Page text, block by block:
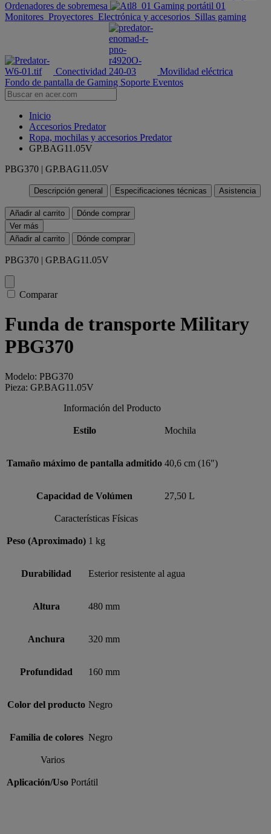
Ordenadores de sobremesa
Gaming portátil
Monitores Proyectores Electrónica y accesorios Sillas gaming
Conectividad
Movilidad eléctrica
Fondo de pantalla de Gaming Soporte Eventos
Inicio
Accesorios Predator
Ropa, mochilas y accesorios Predator
GP.BAG11.05V
PBG370 | GP.BAG11.05V
Descripción general Especificaciones técnicas Asistencia
Añadir al carrito
Dónde comprar
Ver más
Añadir al carrito
Dónde comprar
PBG370 | GP.BAG11.05V
Comparar
Funda de transporte Military
PBG370
Modelo: PBG370
Pieza: GP.BAG11.05V
Información del Producto
Estilo Mochila
Tamaño máximo de pantalla admitido 40,6 cm (16")
Capacidad de Volúmen 27,50 L
Características Físicas
Peso (Aproximado) 1 kg
Durabilidad Esterior resistente al agua
Altura 480 mm
Anchura 320 mm
Profundidad 160 mm
Color del producto Negro
Familia de colores Negro
Varios
Aplicación/Uso Portátil